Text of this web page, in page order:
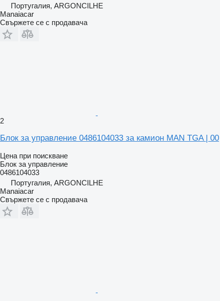
Португалия, ARGONCILHE
Manaiacar
Свържете се с продавача
2
Блок за управление 0486104033 за камион MAN TGA | 00
Цена при поискване
Блок за управление
0486104033
Португалия, ARGONCILHE
Manaiacar
Свържете се с продавача